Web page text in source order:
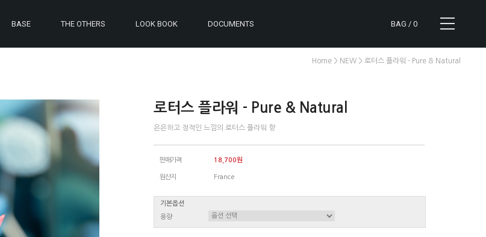
BASE THE OTHERS LOOK BOOK DOCUMENTS
ORDER Q&A
BAG / 0
Home > NEW > 로터스 플라워 - Pure & Natural
로터스 플라워 - Pure & Natural
은은하고 정적인 느낌의 로터스 플라워 향
판매가격 18,700원
원산지 France
기본옵션
용량